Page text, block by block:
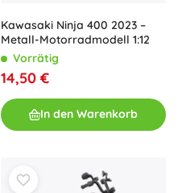
Kawasaki Ninja 400 2023 –
Metall-Motorradmodell 1:12
Vorrätig
14,50 €
In den Warenkorb